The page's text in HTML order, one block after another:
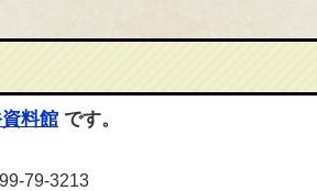
料館 です。
79-3213